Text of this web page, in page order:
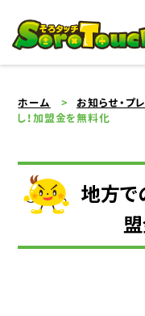
ホーム お知らせ・プ
し！加盟金を無料化
地方で